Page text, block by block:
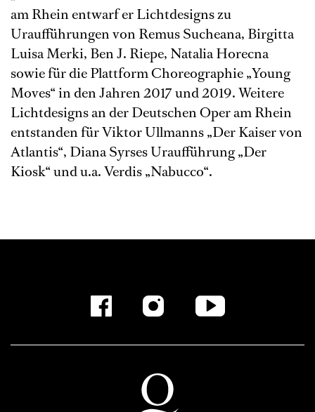
am Rhein entwarf er Lichtdesigns zu
Uraufführungen von Remus Sucheana, Birgitta
Luisa Merki, Ben J. Riepe, Natalia Horecna
sowie für die Plattform Choreographie „Young
Moves“ in den Jahren 2017 und 2019. Weitere
Lichtdesigns an der Deutschen Oper am Rhein
entstanden für Viktor Ullmanns „Der Kaiser von
Atlantis“, Diana Syrses Uraufführung „Der
Kiosk“ und u.a. Verdis „Nabucco“.